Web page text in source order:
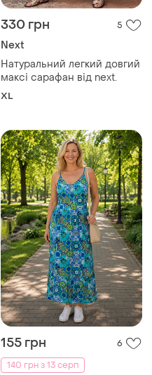
330 грн 5
Next
Натуральний легкий довгий
максі сарафан від next.
XL
155 грн
6
140 грн з 13 серп